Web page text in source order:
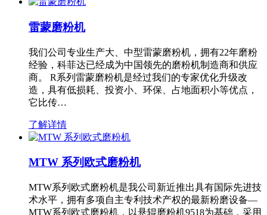
雷蒙磨粉机
我们公司专业生产大、中型雷蒙磨粉机，拥有22年磨粉
经验，科菲达已经成为中国领先的磨粉机制造商和供应
商。 R系列雷蒙磨粉机是经过我们的专家优化升级改
造，具有低损耗、投资小、环保、占地面积小等优点，
它比传…
了解详情
MTW 系列欧式磨粉机
MTW系列欧式磨粉机是我公司新近推出具有国际先进技
术水平，拥有多项自主专利技术产权的最新粉磨设备—
MTW系列欧式磨粉机，以悬辊磨粉机9518为基础，采用